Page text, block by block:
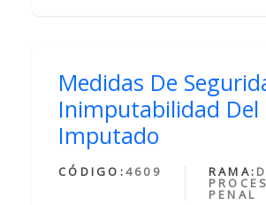
Medidas De
Inimputabilidad Del
Imputado
CÓDIGO:4609 RAMA:
PENAL